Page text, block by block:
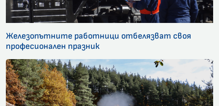
Железопътните работници отбелязват своя
професионален празник